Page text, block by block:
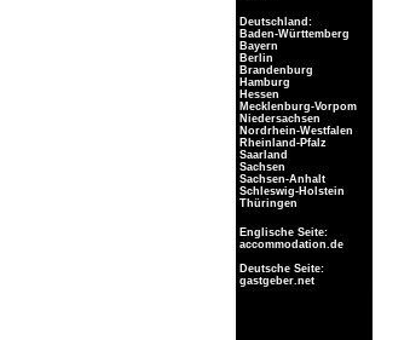
Deutschland:
Baden-Württemberg
Bayern
Berlin
Brandenburg
Hamburg
Hessen
Mecklenburg-Vorpom
Niedersachsen
Nordrhein-Westfalen
Rheinland-Pfalz
Saarland
Sachsen
Sachsen-Anhalt
Schleswig-Holstein
Thüringen
Englische Seite:
accommodation.de
Deutsche Seite:
gastgeber.net